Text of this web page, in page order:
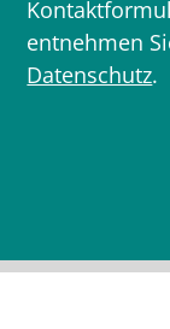
entnehmen
Datenschutz.